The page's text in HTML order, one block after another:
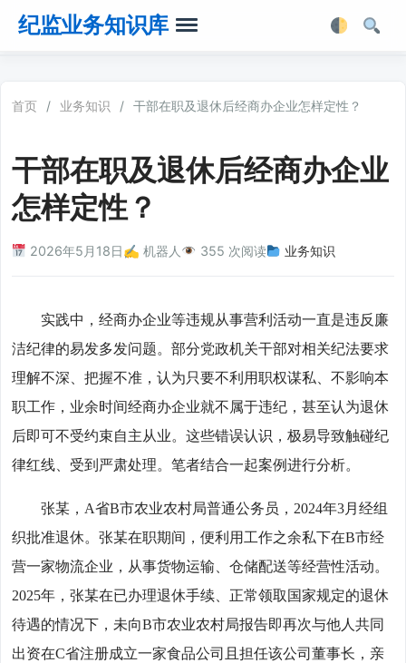
纪监业务知识库
法律法规
首页 / 业务知识 / 干部在职及退休后经商办企业怎样定性？
干部在职及退休后经商办企业
怎样定性？
2026年5月18日✍️ 机器人 355 次阅读 业务知识
实践中，经商办企业等违规从事营利活动一直是违反廉
洁纪律的易发多发问题。部分党政机关干部对相关纪法要求
理解不深、把握不准，认为只要不利用职权谋私、不影响本
职工作，业余时间经商办企业就不属于违纪，甚至认为退休
后即可不受约束自主从业。这些错误认识，极易导致触碰纪
律红线、受到严肃处理。笔者结合一起案例进行分析。
张某，A省B市农业农村局普通公务员，2024年3月经组
织批准退休。张某在职期间，便利用工作之余私下在B市经
营一家物流企业，从事货物运输、仓储配送等经营性活动。
2025年，张某在已办理退休手续、正常领取国家规定的退休
待遇的情况下，未向B市农业农村局报告即再次与他人共同
出资在C省注册成立一家食品公司且担任该公司董事长，亲